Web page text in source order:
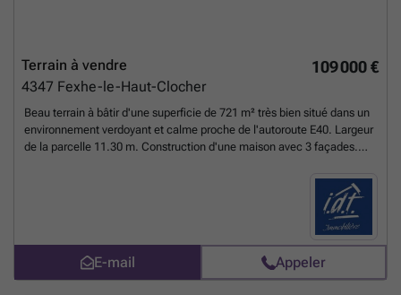
109 000 €
Terrain à vendre
4347 Fexhe-le-Haut-Clocher
Beau terrain à bâtir d'une superficie de 721 m² très bien situé dans un
environnement verdoyant et calme proche de l'autoroute E40. Largeur
de la parcelle 11.30 m. Construction d'une maison avec 3 façades.
E-mail Appeler